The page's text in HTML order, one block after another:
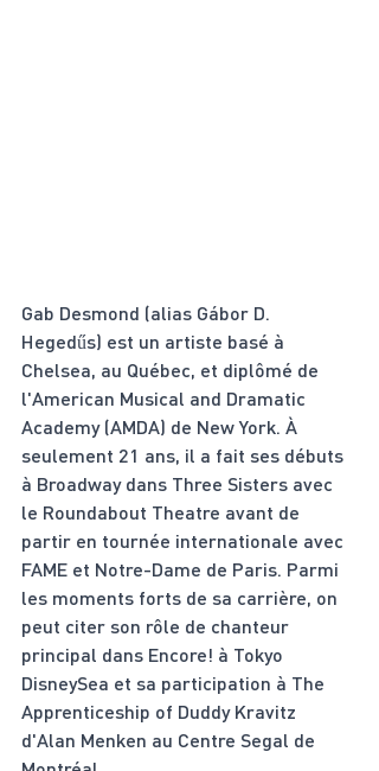
Gab Desmond (alias Gábor D.
Hegedűs) est un artiste basé à
Chelsea, au Québec, et diplômé de
l'American Musical and Dramatic
Academy (AMDA) de New York. À
seulement 21 ans, il a fait ses débuts
à Broadway dans Three Sisters avec
le Roundabout Theatre avant de
partir en tournée internationale avec
FAME et Notre-Dame de Paris. Parmi
les moments forts de sa carrière, on
peut citer son rôle de chanteur
principal dans Encore! à Tokyo
DisneySea et sa participation à The
Apprenticeship of Duddy Kravitz
d'Alan Menken au Centre Segal de